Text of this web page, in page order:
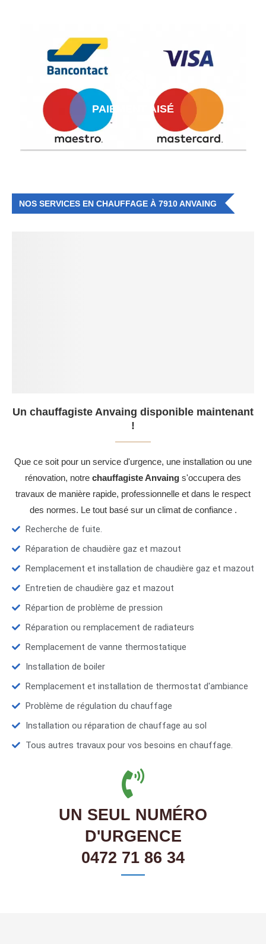
PAIEMENT AISÉ
NOS SERVICES EN CHAUFFAGE À 7910 ANVAING
Un chauffagiste Anvaing disponible maintenant
!
Que ce soit pour un service d'urgence, une installation ou une
rénovation, notre chauffagiste Anvaing s'occupera des
travaux de manière rapide, professionnelle et dans le respect
des normes. Le tout basé sur un climat de confiance .
Recherche de fuite.
Réparation de chaudière gaz et mazout
Remplacement et installation de chaudière gaz et mazout
Entretien de chaudière gaz et mazout
Répartion de problème de pression
Réparation ou remplacement de radiateurs
Remplacement de vanne thermostatique
Installation de boiler
Remplacement et installation de thermostat d'ambiance
Problème de régulation du chauffage
Installation ou réparation de chauffage au sol
Tous autres travaux pour vos besoins en chauffage.
UN SEUL NUMÉRO
D'URGENCE
0472 71 86 34